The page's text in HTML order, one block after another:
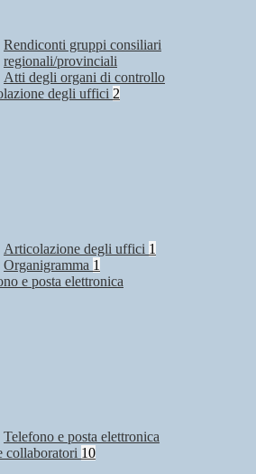
Rendiconti gruppi consiliari
regionali/provinciali
Atti degli organi di controllo
degli uffici 2
Articolazione degli uffici 1
Organigramma 1
e posta elettronica
Telefono e posta elettronica
collaboratori 10